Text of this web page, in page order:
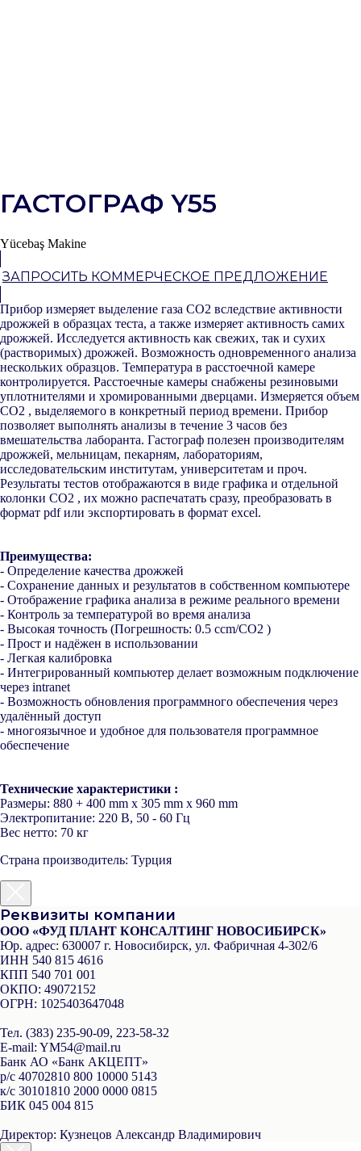
ГАСТОГРАФ Y55
Yücebaş Makine
ЗАПРОСИТЬ КОММЕРЧЕСКОЕ ПРЕДЛОЖЕНИЕ
Прибор измеряет выделение газа CO2 вследствие активности
дрожжей в образцах теста, а также измеряет активность самих
дрожжей. Исследуется активность как свежих, так и сухих
(растворимых) дрожжей. Возможность одновременного анализа
нескольких образцов. Температура в расстоечной камере
контролируется. Расстоечные камеры снабжены резиновыми
уплотнителями и хромированными дверцами. Измеряется объем
CO2 , выделяемого в конкретный период времени. Прибор
позволяет выполнять анализы в течение 3 часов без
вмешательства лаборанта. Гастограф полезен производителям
дрожжей, мельницам, пекарням, лабораториям,
исследовательским институтам, университетам и проч.
Результаты тестов отображаются в виде графика и отдельной
колонки CO2 , их можно распечатать сразу, преобразовать в
формат pdf или экспортировать в формат excel.
Преимущества:
- Определение качества дрожжей
- Сохранение данных и результатов в собственном компьютере
- Отображение графика анализа в режиме реального времени
- Контроль за температурой во время анализа
- Высокая точность (Погрешность: 0.5 ccm/CO2 )
- Прост и надёжен в использовании
- Легкая калибровка
- Интегрированный компьютер делает возможным подключение
через intranet
- Возможность обновления программного обеспечения через
удалённый доступ
- многоязычное и удобное для пользователя программное
обеспечение
Технические характеристики :
Размеры: 880 + 400 mm x 305 mm x 960 mm
Электропитание: 220 В, 50 - 60 Гц
Вес нетто: 70 кг
Страна производитель: Турция
Реквизиты компании
ООО «ФУД ПЛАНТ КОНСАЛТИНГ НОВОСИБИРСК»
Юр. адрес: 630007 г. Новосибирск, ул. Фабричная 4-302/6
ИНН 540 815 4616
КПП 540 701 001
ОКПО: 49072152
ОГРН: 1025403647048
Тел. (383) 235-90-09, 223-58-32
Е-mail: YM54@mail.ru
Банк АО «Банк АКЦЕПТ»
р/с 40702810 800 10000 5143
к/с 30101810 2000 0000 0815
БИК 045 004 815
Директор: Кузнецов Александр Владимирович